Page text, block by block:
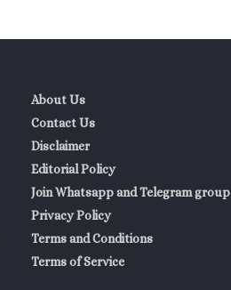
About Us
Contact Us
Disclaimer
Editorial Policy
Join Whatsapp and Telegram group
Privacy Policy
Terms and Conditions
Terms of Service